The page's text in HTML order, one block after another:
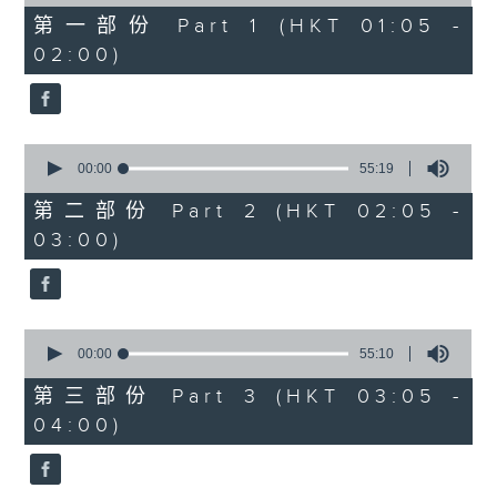
55
minutes,
10
seconds
第一部份 Part 1 (HKT 01:05 -
02:00)
seconds
55
minutes,
19
seconds
00:00 55:19
第二部份 Part 2 (HKT 02:05 -
03:00)
seconds
55
minutes,
10
seconds
00:00 55:10
第三部份 Part 3 (HKT 03:05 -
04:00)